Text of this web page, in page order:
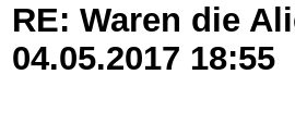
RE: Waren die
04.05.2017 18:55